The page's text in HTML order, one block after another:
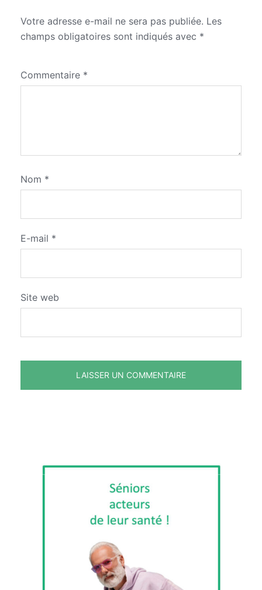
Votre adresse e-mail ne sera pas publiée. Les
champs obligatoires sont indiqués avec *
Commentaire *
Nom *
E-mail *
Site web